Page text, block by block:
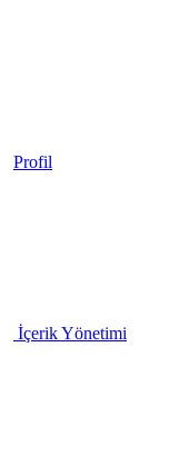
Profil
İçerik Yönetimi